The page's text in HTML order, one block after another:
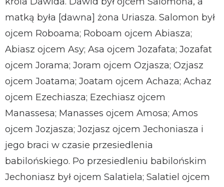
matką była [dawna] żona Uriasza. Salomon był
ojcem Roboama; Roboam ojcem Abiasza;
Abiasz ojcem Asy; Asa ojcem Jozafata; Jozafat
ojcem Jorama; Joram ojcem Ozjasza; Ozjasz
ojcem Joatama; Joatam ojcem Achaza; Achaz
ojcem Ezechiasza; Ezechiasz ojcem
Manassesa; Manasses ojcem Amosa; Amos
ojcem Jozjasza; Jozjasz ojcem Jechoniasza i
jego braci w czasie przesiedlenia
babilońskiego. Po przesiedleniu babilońskim
Jechoniasz był ojcem Salatiela; Salatiel ojcem